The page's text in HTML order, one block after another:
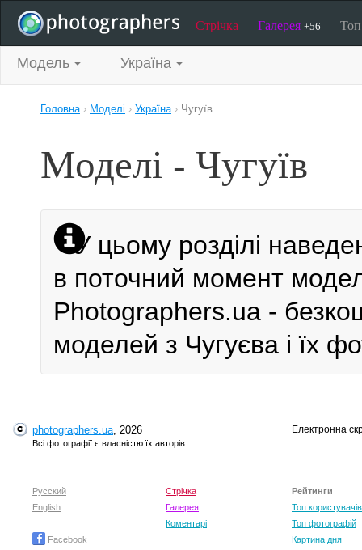
Стрічка Галерея +56
Модель Україна
Головна› Моделі › Україна› Чугуїв
Моделі - Чугуїв
У цьому розділі
в поточний момент
Photographers.ua -
моделей з Чугуєва і їх
photographers.ua, 2026
Всі фотографії є власністю їх авторів.
Електронна
Русский
English
Facebook
Стрічка
Галерея
Коментарі
Рейтинги
Топ користувачів
Топ фотографій
Картина дня